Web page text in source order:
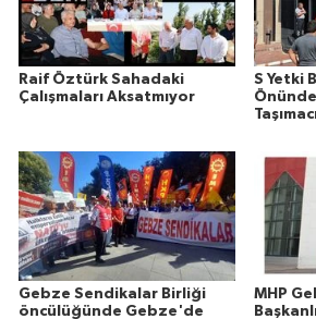
Raif Öztürk Sahadaki
Çalışmaları Aksatmıyor
S Yetki
Gebze Sendikalar Birliği
öncülüğünde Gebze'de
MHP